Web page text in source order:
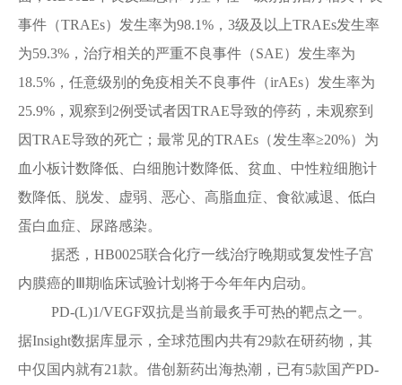
事件（TRAEs）发生率为98.1%，3级及以上TRAEs发生率
为59.3%，治疗相关的严重不良事件（SAE）发生率为
18.5%，任意级别的免疫相关不良事件（irAEs）发生率为
25.9%，观察到2例受试者因TRAE导致的停药，未观察到
因TRAE导致的死亡；最常见的TRAEs（发生率≥20%）为
血小板计数降低、白细胞计数降低、贫血、中性粒细胞计
数降低、脱发、虚弱、恶心、高脂血症、食欲减退、低白
蛋白血症、尿路感染。
据悉，HB0025联合化疗一线治疗晚期或复发性子宫
内膜癌的Ⅲ期临床试验计划将于今年年内启动。
PD-(L)1/VEGF双抗是当前最炙手可热的靶点之一。
据Insight数据库显示，全球范围内共有29款在研药物，其
中仅国内就有21款。借创新药出海热潮，已有5款国产PD-